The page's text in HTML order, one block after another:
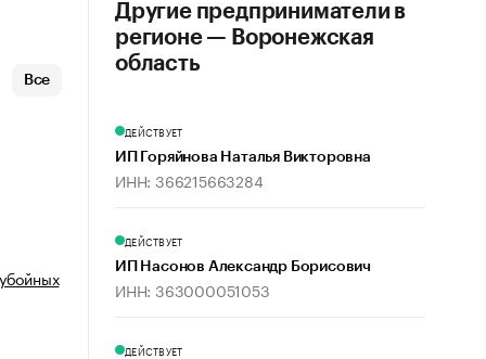
Все
Другие предприниматели в
регионе — Воронежская
область
ДЕЙСТВУЕТ
ИП Горяйнова Наталья Викторовна
ИНН: 366215663284
ДЕЙСТВУЕТ
ИП Насонов Александр Борисович
ИНН: 363000051053
ДЕЙСТВУЕТ